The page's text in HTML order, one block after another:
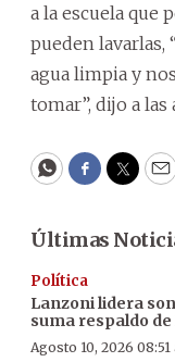
a la escuela que
pueden lavarlas,
agua limpia y
tomar”, dijo a
WhatsApp
Facebook
Últimas
Política
Lanzoni lidera
suma respaldo
Agosto 10, 2026 08:51